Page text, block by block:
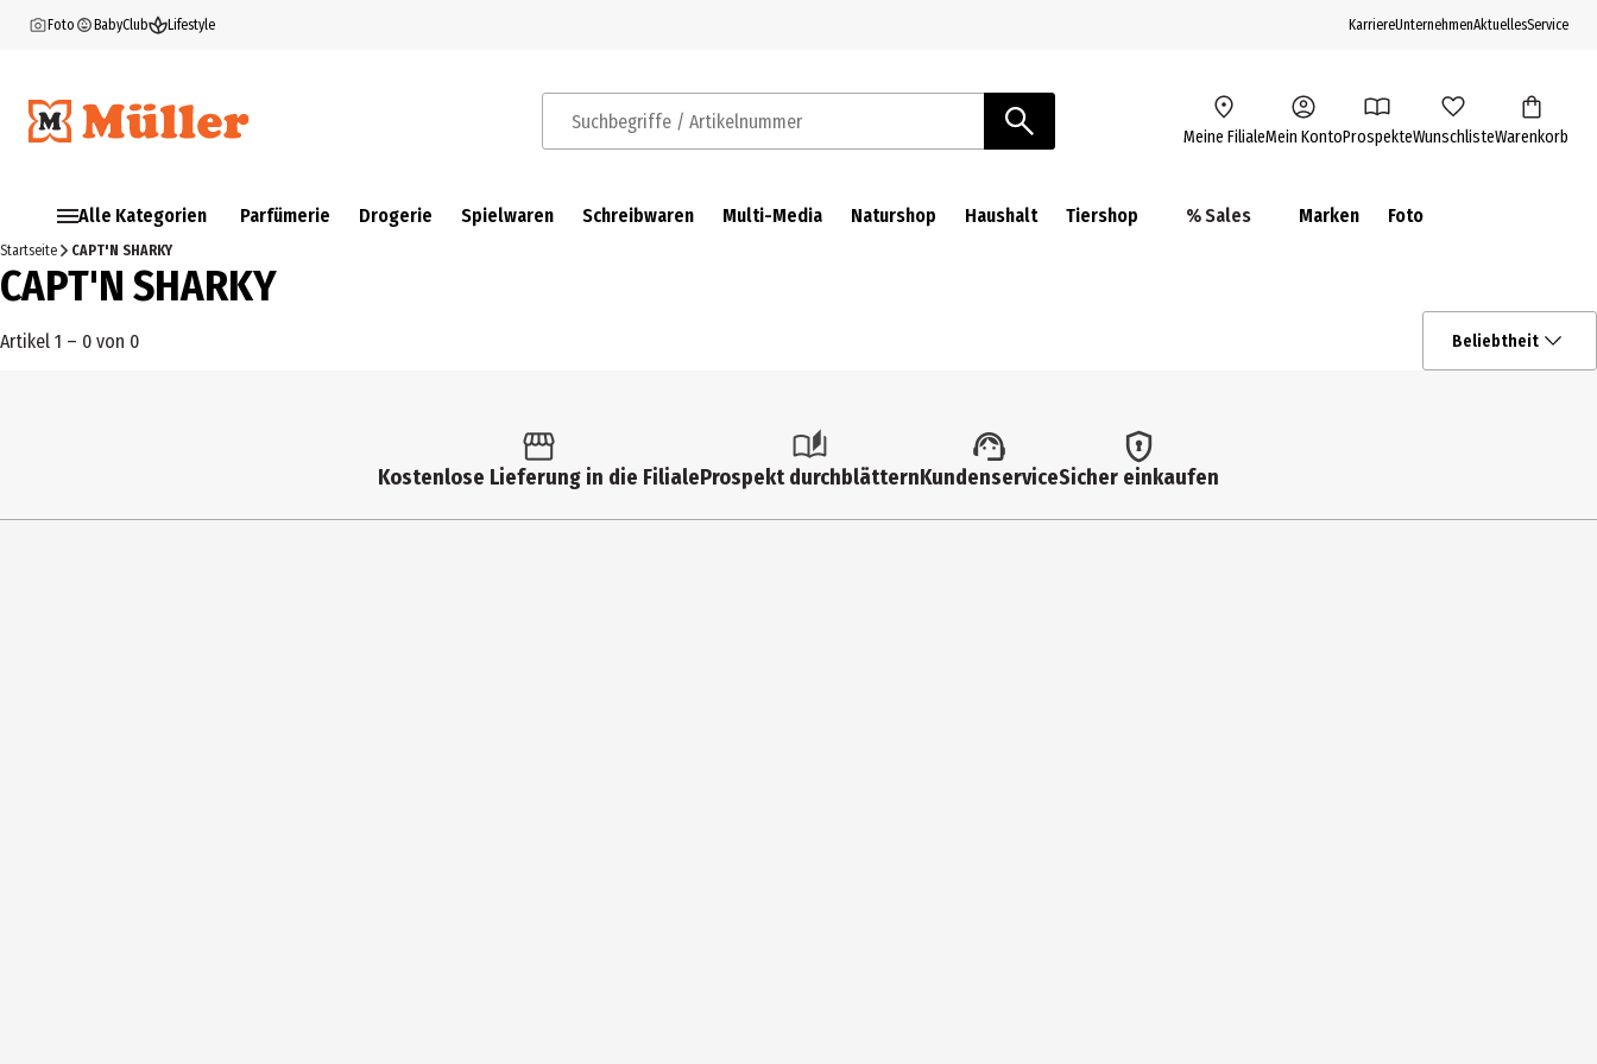
Foto BabyClub Lifestyle KarriereUnternehmenAktuellesService
Suchbegriffe / Artikelnummer Meine FilialeMein KontoProspekteWunschlisteWarenkorb
Alle Kategorien Parfümerie Drogerie Spielwaren Schreibwaren Multi-Media Naturshop Haushalt Tiershop % Sales Marken Foto
Startseite CAPT'N SHARKY
CAPT'N SHARKY
Artikel 1 – 0 von 0 Beliebtheit
Kostenlose Lieferung in die FilialeProspekt durchblätternKundenserviceSicher einkaufen